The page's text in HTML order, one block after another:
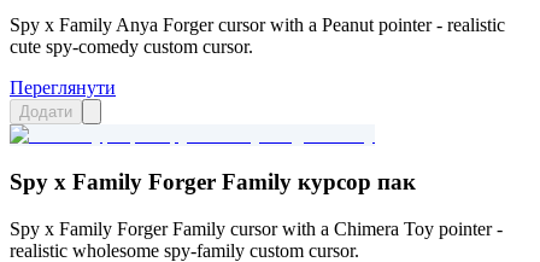
Spy x Family Anya Forger cursor with a Peanut pointer - realistic
cute spy-comedy custom cursor.
Переглянути
Додати
Spy x Family Forger Family курсор пак
Spy x Family Forger Family cursor with a Chimera Toy pointer -
realistic wholesome spy-family custom cursor.